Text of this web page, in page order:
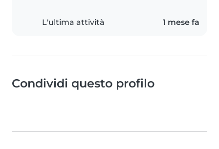
L'ultima attività 1 mese fa
Condividi questo profilo